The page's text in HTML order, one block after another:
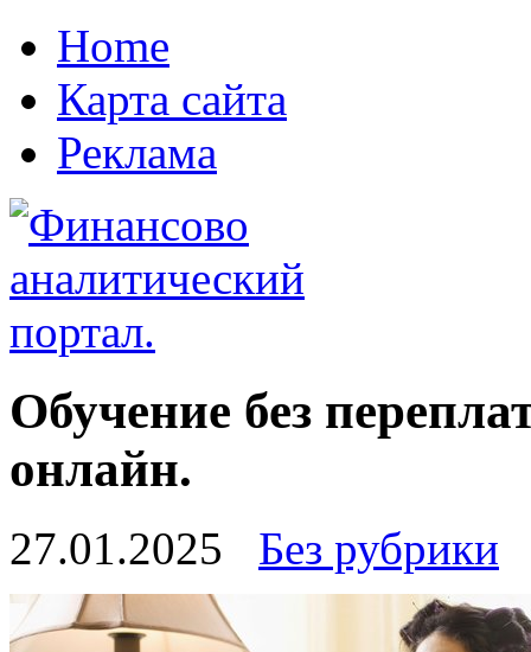
Home
Карта сайта
Реклама
Обучение без
онлайн.
27.01.2025 Без рубрики